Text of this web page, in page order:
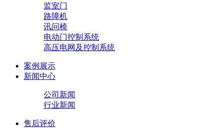
监室门
路障机
讯问椅
电动门控制系统
高压电网及控制系统
案例展示
新闻中心
公司新闻
行业新闻
售后评价